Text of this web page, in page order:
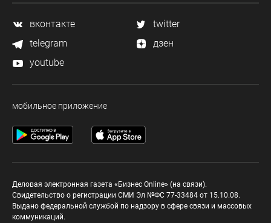
вконтакте
twitter
telegram
дзен
youtube
мобильное приложение
Деловая электронная газета «Бизнес Online» (на связи).
Свидетельство о регистрации СМИ Эл №ФС 77-33484 от 15.10.08.
Выдано федеральной службой по надзору в сфере связи и массовых
коммуникаций.